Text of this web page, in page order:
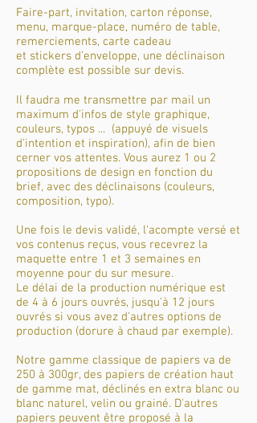
Faire-part, invitation, carton réponse,
menu, marque-place, numéro de table,
remerciements, carte cadeau
et stickers d’enveloppe, une déclinaison
complète est possible sur devis.
Il faudra me transmettre par mail un
maximum d'infos de style graphique,
couleurs, typos ... (appuyé de visuels
d'intention et inspiration), afin de bien
cerner vos attentes. Vous aurez 1 ou 2
propositions de design en fonction du
brief, avec des déclinaisons (couleurs,
composition, typo).
Une fois le devis validé, l'acompte versé et
vos contenus reçus, vous recevrez la
maquette entre 1 et 3 semaines en
moyenne pour du sur mesure.
Le délai de la production numérique est
de 4 à 6 jours ouvrés, jusqu'à 12 jours
ouvrés si vous avez d'autres options de
production (dorure à chaud par exemple).
Notre gamme classique de papiers va de
250 à 300gr, des papiers de création haut
de gamme mat, déclinés en extra blanc ou
blanc naturel, velin ou grainé. D'autres
papiers peuvent être proposé à la